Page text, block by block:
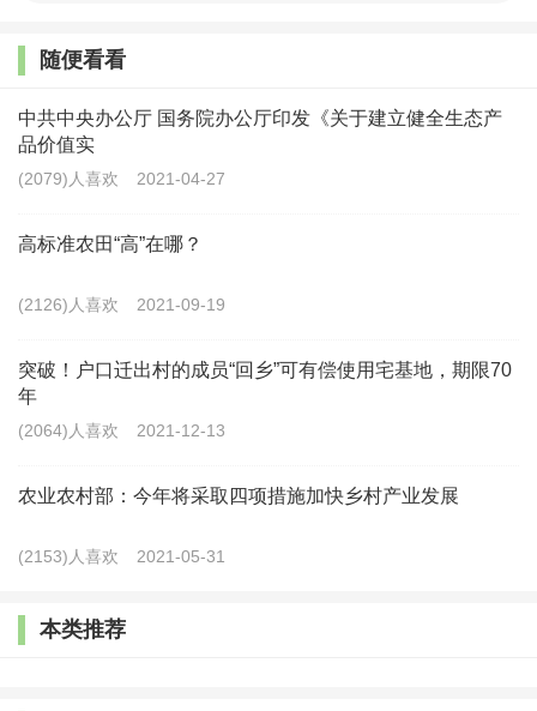
关费用未足额到位的，不得批准征收土地。强化被征地
权。
三是加强农民宅基地合法权益保障。明确宅基地申
请、审核批准程序，要求地方政府依法安排建设用地指
取得的宅基地权益，禁止违背农民意愿强制流转宅基
宅基地作为农民进城落户的条件，禁止强迫农民搬迁退
出宅基地。
四是规范集体经营性建设用地入市。明确国土空间
自然资源主管部门依据国土空间规划提出规划条件。规
定土地所有权人依法编制集体经营性建设用地出让、出
随便看看
中共中央办公厅 国务院办公厅印发《关于建立健全生态产
品价值实
(2079)人喜欢 2021-04-27
高标准农田“高”在哪？
(2126)人喜欢 2021-09-19
突破！户口迁出村的成员“回乡”可有偿使用宅基地，期限70
年
(2064)人喜欢 2021-12-13
农业农村部：今年将采取四项措施加快乡村产业发展
(2153)人喜欢 2021-05-31
本类推荐